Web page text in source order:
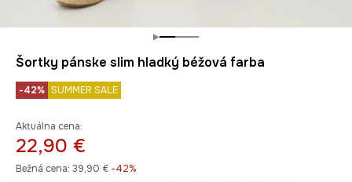
Šortky pánske slim hladký béžová farba
-42% SUMMER SALE
Aktuálna cena:
22,90 €
Bežná cena: 39,90 € -42%